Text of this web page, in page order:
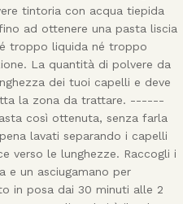
tintoria con acqua tiepida
ad ottenere una pasta liscia
troppo liquida né troppo
La quantità di polvere da
dei tuoi capelli e deve
la zona da trattare. ------
così ottenuta, senza farla
lavati separando i capelli
verso le lunghezze. Raccogli i
e un asciugamano per
in posa dai 30 minuti alle 2